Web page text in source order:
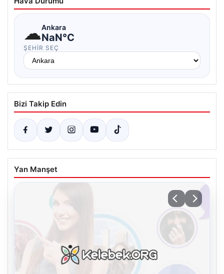
☁Ankara
NaN°C
ŞEHIR SEÇ
Bizi Takip Edin
Yan Manşet